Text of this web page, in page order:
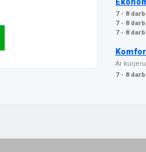
7 - 8
7 - 8
7 - 8
Ar
7 - 8